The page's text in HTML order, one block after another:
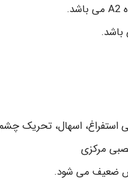
مرکزی
ضعیف می شود.